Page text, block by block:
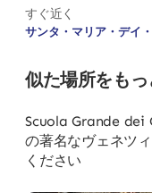
すぐ近く
サンタ・マリア・デイ
似た場所をもっ
Scuola Grande dei
の著名なヴェネツ
ください